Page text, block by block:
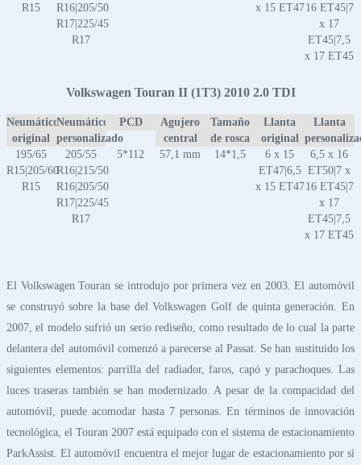
R15
R16|205/50
R17|225/45
R17
x 15 ET4716 ET45|7
x 17
ET45|7,5
x 17 ET45
Volkswagen Touran II (1T3) 2010 2.0 TDI
Neumático
original
Neumático
personalizado
PCD
Agujero
central
Tamaño
de rosca
Llanta
original
Llanta
195/65
R15|205/60
R15
205/55
R16|215/50
R16|205/50
R17|225/45
R17
5*112 57,1 mm 14*1,5
6 x 15
ET47|6,5
x 15 ET47
6,5 x 16
ET50|7 x
16 ET45|7
x 17
ET45|7,5
x 17 ET45
El Volkswagen Touran se introdujo por primera vez en 2003. El automóvil
se construyó sobre la base del Volkswagen Golf de quinta generación. En
2007, el modelo sufrió un serio rediseño, como resultado de lo cual la parte
delantera del automóvil comenzó a parecerse al Passat. Se han sustituido los
siguientes elementos: parrilla del radiador, faros, capó y parachoques. Las
luces traseras también se han modernizado. A pesar de la compacidad del
automóvil, puede acomodar hasta 7 personas. En términos de innovación
tecnológica, el Touran 2007 está equipado con el sistema de estacionamiento
ParkAssist. El automóvil encuentra el mejor lugar de estacionamiento por sí